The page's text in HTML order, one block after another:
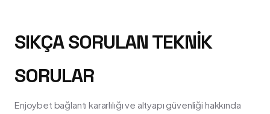
SIKÇA SORULAN TEKNIK
SORULAR
Enjoybet bağlantı kararlılığı ve altyapı güvenliği hakkında